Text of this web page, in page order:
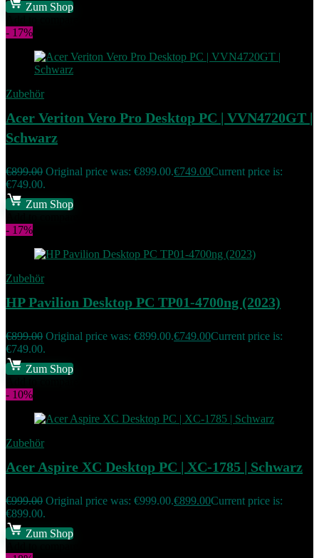
Zum Shop
- 17%
Zubehör
Acer Veriton Vero Pro Desktop PC | VVN4720GT |
Schwarz
€899.00 Original price was: €899.00.€749.00Current price is:
€749.00.
Zum Shop
- 17%
Zubehör
HP Pavilion Desktop PC TP01-4700ng (2023)
€899.00 Original price was: €899.00.€749.00Current price is:
€749.00.
Zum Shop
- 10%
Zubehör
Acer Aspire XC Desktop PC | XC-1785 | Schwarz
€999.00 Original price was: €999.00.€899.00Current price is:
€899.00.
Zum Shop